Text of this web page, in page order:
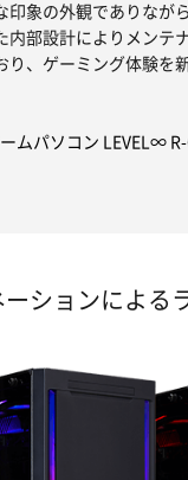
印象の外観でありなが
内部設計によりメンテ
り、ゲーミング体験を
ムパソコン LEVEL∞
ションによる